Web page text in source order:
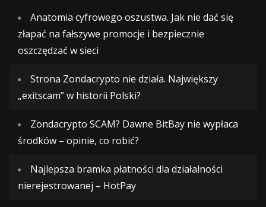
Anatomia cyfrowego oszustwa. Jak nie dać się
złapać na fałszywe promocje i bezpiecznie
oszczędzać w sieci
Strona Zondacrypto nie działa. Największy
„exitscam” w historii Polski?
Zondacrypto SCAM? Dawne BitBay nie wypłaca
środków – opinie, co robić?
Najlepsza bramka płatności dla działalności
nierejestrowanej – HotPay